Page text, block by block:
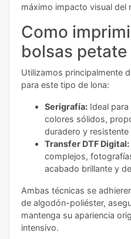
máximo impacto visual del
Como
bolsas petate
Utilizamos principalmente
para este tipo de lona:
Serigrafía: Ideal
colores sólidos,
duradero y resistente
Transfer DTF Digital:
complejos,
acabado brillante y
Ambas técnicas se
de algodón-poliéster,
mantenga su apariencia
intensivo.